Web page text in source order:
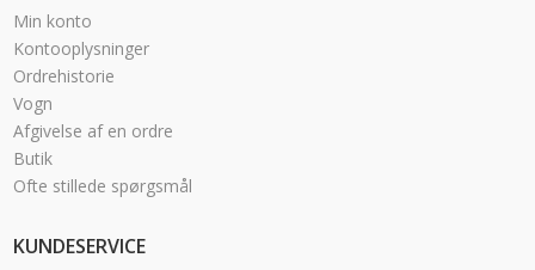
Min konto
Kontooplysninger
Ordrehistorie
Vogn
Afgivelse af en ordre
Butik
Ofte stillede spørgsmål
KUNDESERVICE